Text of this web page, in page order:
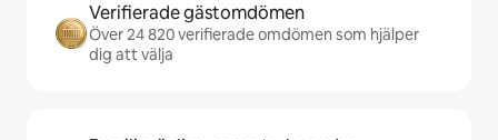
Verifierade gästomdömen
Över 24 820 verifierade omdömen som hjälper
dig att välja